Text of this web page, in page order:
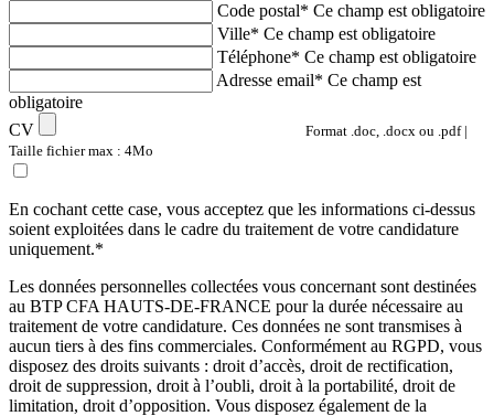
Code postal* Ce champ est obligatoire
Ville* Ce champ est obligatoire
Téléphone* Ce champ est obligatoire
Adresse email* Ce champ est
obligatoire
CV
Format .doc, .docx ou .pdf |
Taille fichier max : 4Mo
En cochant cette case, vous acceptez que les informations ci-dessus
soient exploitées dans le cadre du traitement de votre candidature
uniquement.*
Les données personnelles collectées vous concernant sont destinées
au BTP CFA HAUTS-DE-FRANCE pour la durée nécessaire au
traitement de votre candidature. Ces données ne sont transmises à
aucun tiers à des fins commerciales. Conformément au RGPD, vous
disposez des droits suivants : droit d’accès, droit de rectification,
droit de suppression, droit à l’oubli, droit à la portabilité, droit de
limitation, droit d’opposition. Vous disposez également de la